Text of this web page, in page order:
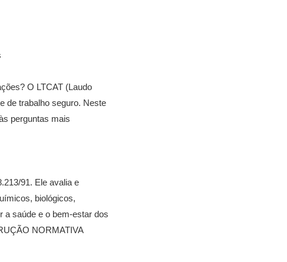
O LTCAT (Laudo
de trabalho seguro. Neste
perguntas mais
91. Ele avalia e
biológicos,
a saúde e o bem-estar dos
NORMATIVA